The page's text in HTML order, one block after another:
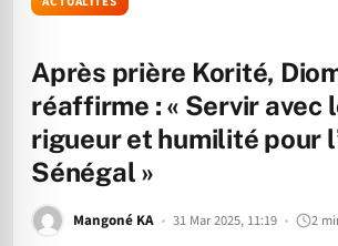
Après prière Korité,
réaffirme : « Servir avec
rigueur et humilité pour
Sénégal »
Mangoné KA 31 Mar 2025, 11:19 2